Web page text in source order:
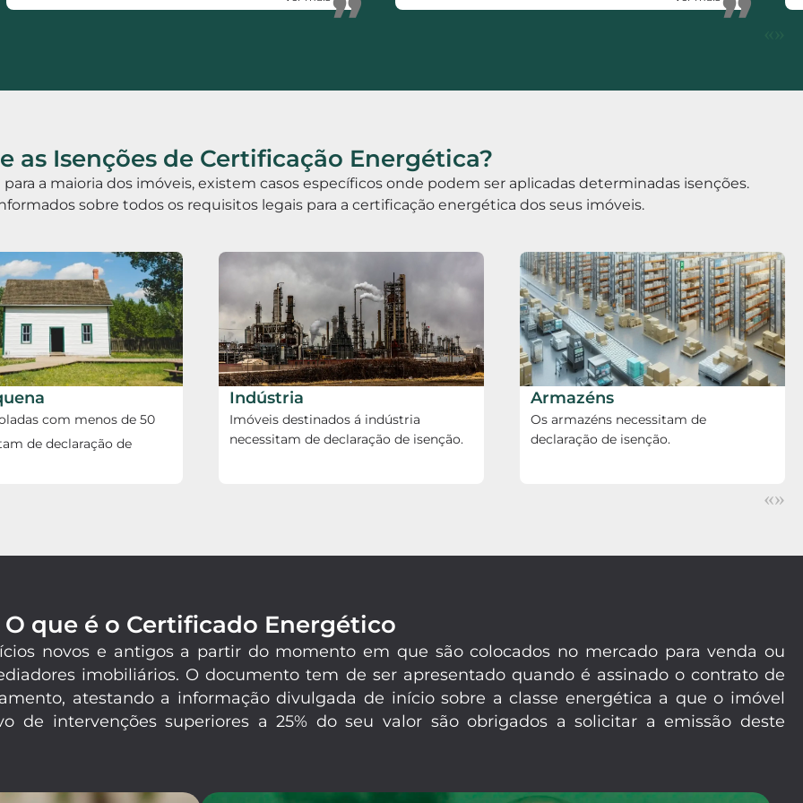
” ”
de certificação energética. Votos de muito
as Isenções de Certificação Energética?
a maioria dos imóveis, existem casos específicos onde podem ser aplicadas determinadas isenções.
sobre todos os requisitos legais para a certificação energética dos seus imóveis.
com menos de 50
de declaração de
Indústria
Imóveis destinados á indústria
necessitam de declaração de isenção.
Armazéns
Os armazéns necessitam de
declaração de isenção.
«»
O que é o Certificado Energético
novos e antigos a partir do momento em que são colocados no mercado para venda ou
imobiliários. O documento tem de ser apresentado quando é assinado o contrato de
atestando a informação divulgada de início sobre a classe energética a que o imóvel
de intervenções superiores a 25% do seu valor são obrigados a solicitar a emissão deste